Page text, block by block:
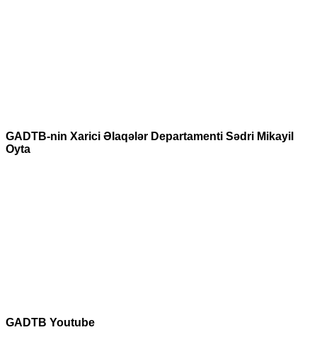
GADTB-nin Xarici Əlaqələr Departamenti Sədri Mikayil
Oyta
GADTB Youtube